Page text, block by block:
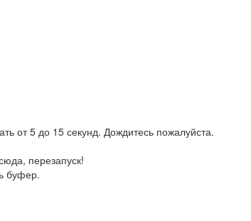
от 5 до 15 секунд. Дождитесь пожалуйста.
перезапуск!
буфер.